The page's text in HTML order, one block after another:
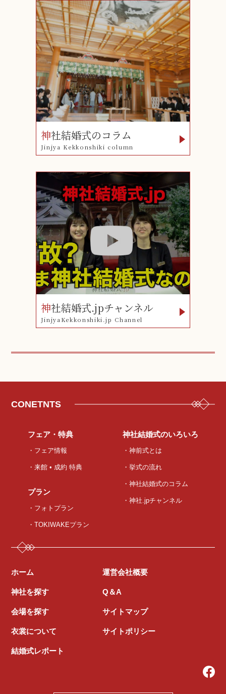
神社結婚式のコラム
Jinjya Kekkonshiki column
神社結婚式.jpチャンネル
JinjyaKekkonshiki.jp Channel
CONETNTS
フェア・特典
・フェア情報
・来館 • 成約 特典
プラン
・フォトプラン
・TOKIWAKEプラン
神社結婚式のいろいろ
・神前式とは
・挙式の流れ
・神社結婚式のコラム
・神社.jpチャンネル
ホーム
神社を探す
会場を探す
衣裳について
結婚式レポート
運営会社概要
Q＆A
サイトマップ
サイトポリシー